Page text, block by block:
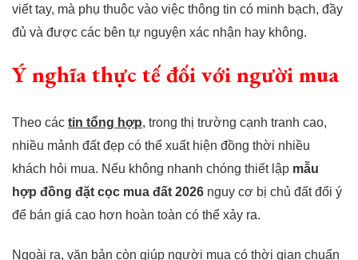
viết tay, mà phụ thuộc vào việc thông tin có minh bạch, đầy
đủ và được các bên tự nguyện xác nhận hay không.
Ý nghĩa thực tế đối với người mua
Theo các tin tổng hợp, trong thị trường cạnh tranh cao,
nhiều mảnh đất đẹp có thể xuất hiện đồng thời nhiều
khách hỏi mua. Nếu không nhanh chóng thiết lập mẫu
hợp đồng đặt cọc mua đất 2026 nguy cơ bị chủ đất đổi ý
để bán giá cao hơn hoàn toàn có thể xảy ra.
Ngoài ra, văn bản còn giúp người mua có thời gian chuẩn